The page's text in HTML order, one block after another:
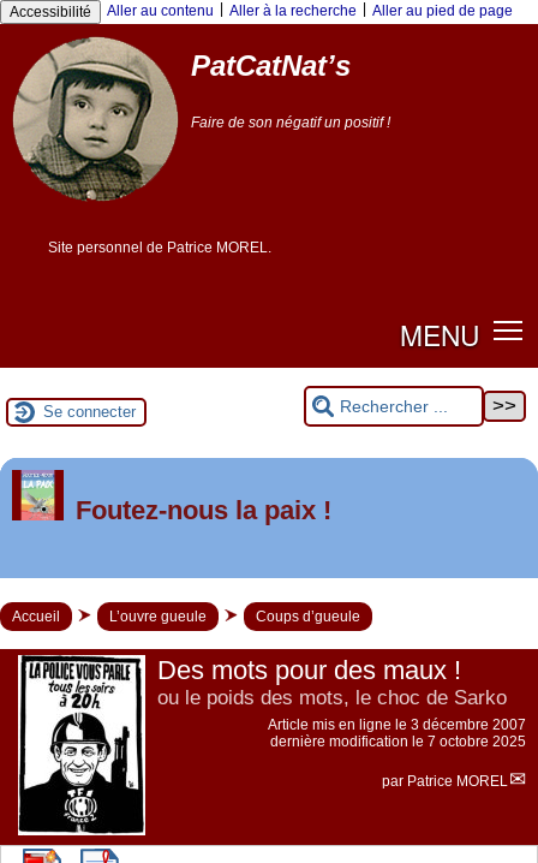
Panneau de gestion des cookies
Accessibilité Aller au contenu Aller à la recherche Aller au pied de page
PatCatNat’s
Faire de son négatif un positif !
Site personnel de Patrice MOREL.
MENU
Se connecter
1ermai 2026 à Saint-Nazaire
Foutez-nous la paix !
Accueil L’ouvre gueule Coups d’gueule
Des mots pour des maux !
ou le poids des mots, le choc de Sarko
Article mis en ligne le 3 décembre 2007
dernière modification le 7 octobre 2025
par Patrice MOREL